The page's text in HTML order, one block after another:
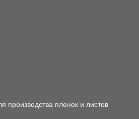
производства пленок и листов